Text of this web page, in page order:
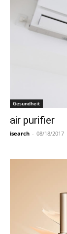
Gesundheit
air purifier
isearch - 08/18/2017